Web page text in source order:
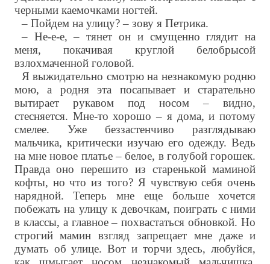
черными каемочками ногтей.
– Пойдем на улицу? – зову я Петрика.
– Не-е-е, – тянет он и смущенно глядит на
меня, покачивая круглой белобрысой
взлохмаченной головой.
Я выжидательно смотрю на незнакомую родню
мою, а родня эта посапывает и старательно
вытирает рукавом под носом – видно,
стесняется. Мне-то хорошо – я дома, и потому
смелее. Уже беззастенчиво разглядываю
мальчика, критически изучаю его одежду. Ведь
на мне новое платье – белое, в голубой горошек.
Правда оно перешито из старенькой маминой
кофты, но что из того? Я чувствую себя очень
нарядной. Теперь мне еще больше хочется
побежать на улицу к девочкам, поиграть с ними
в классы, а главное – похвастаться обновкой. Но
строгий мамин взгляд запрещает мне даже и
думать об улице. Вот и торчи здесь, любуйся,